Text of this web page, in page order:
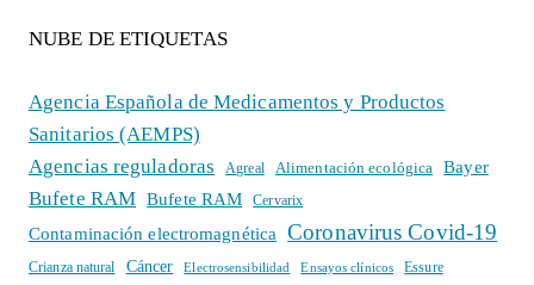
NUBE DE ETIQUETAS
Agencia Española de Medicamentos y Productos
Sanitarios (AEMPS)
Agencias reguladoras
Agreal Alimentación ecológica Bayer
Bufete RAM Bufete RAM Cervarix
Contaminación electromagnética Coronavirus Covid-19
Crianza natural Cáncer Electrosensibilidad Ensayos clínicos Essure